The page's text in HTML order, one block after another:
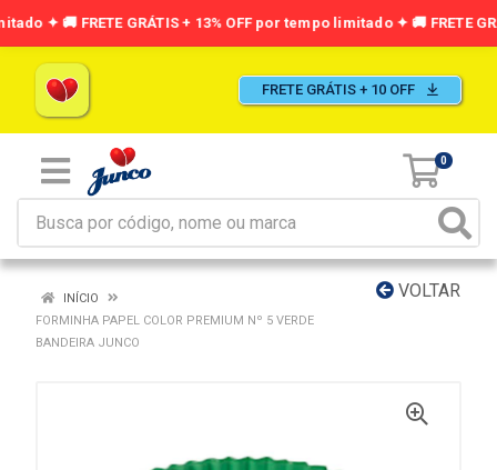
FRETE GRÁTIS + 10 OFF
0
VOLTAR
INÍCIO
FORMINHA PAPEL COLOR PREMIUM Nº 5 VERDE
BANDEIRA JUNCO